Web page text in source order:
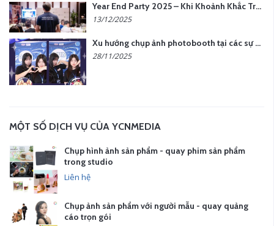
Year End Party 2025 – Khi Khoảnh Khắc Trở Thành Dấu Ấn | Gói Ưu Đãi Tháng 12 Từ YCN Media
13/12/2025
Xu hướng chụp ảnh photobooth tại các sự kiện hiện nay
28/11/2025
MỘT SỐ DỊCH VỤ CỦA YCNMEDIA
Chụp hình ảnh sản phẩm - quay phim sản phẩm
trong studio
Liên hệ
Chụp ảnh sản phẩm với người mẫu - quay quảng
cáo trọn gói